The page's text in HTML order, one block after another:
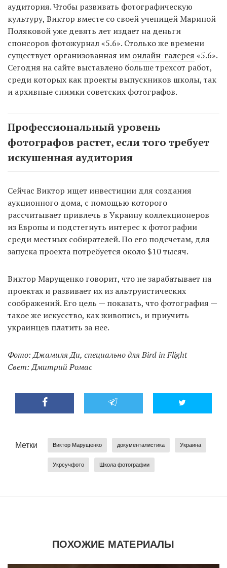
аудитория. Чтобы развивать фотографическую
культуру, Виктор вместе со своей ученицей Мариной
Поляковой уже девять лет издает на деньги
спонсоров фотожурнал «5.6». Столько же времени
существует организованная им онлайн-галерея «5.6».
Сегодня на сайте выставлено больше трехсот работ,
среди которых как проекты выпускников школы, так
и архивные снимки советских фотографов.
Профессиональный уровень
фотографов растет, если того требует
искушенная аудитория
Сейчас Виктор ищет инвестиции для создания
аукционного дома, с помощью которого
рассчитывает привлечь в Украину коллекционеров
из Европы и подстегнуть интерес к фотографии
среди местных собирателей. По его подсчетам, для
запуска проекта потребуется около $10 тысяч.
Виктор Марущенко говорит, что не зарабатывает на
проектах и развивает их из альтруистических
соображений. Его цель — показать, что фотография —
такое же искусство, как живопись, и приучить
украинцев платить за нее.
Фото: Джамиля Ди, специально для Bird in Flight
Свет: Дмитрий Ромас
Метки Виктор Марущенко документалистика Украина
Укрсучфото Школа фотографии
ПОХОЖИЕ МАТЕРИАЛЫ